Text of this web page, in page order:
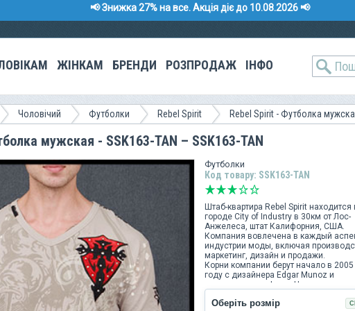
📢 Знижка 27% на все. Акція діє до 10.08.2026 📢
ЖІНКАМ БРЕНДИ РОЗПРОДАЖ ІНФО
Чоловічий Футболки Rebel Spirit Rebel Spirit - Футболка мужска
мужская - SSK163-TAN – SSK163-TAN
Футболки
Код товару: SSK163-TAN
Штаб-квартира Rebel Spirit находится
городе City of Industry в 30км от Лос-
Анжелеса, штат Калифорния, США.
Компания вовлечена в каждый
индустрии моды, включая
маркетинг, дизайн и продажи.
Корни компании берут начало в 2005
году с дизайнера Edgar Munoz и
производителя Jason He в ранчо
Cucamonga, Калифорния, что в
дальнейшем привело к созданию
Оберіть розмір